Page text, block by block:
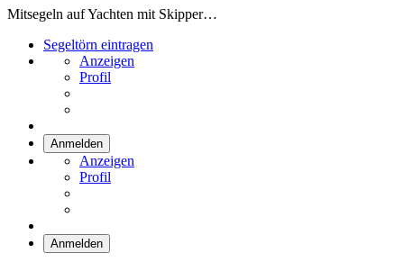
Mitsegeln auf Yachten mit Skipper…
Segeltörn eintragen
Anzeigen
Profil
Anmelden
Anzeigen
Profil
Anmelden